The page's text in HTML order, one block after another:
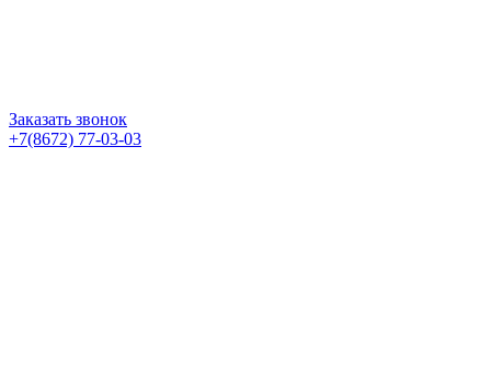
Заказать звонок
+7(8672) 77-03-03